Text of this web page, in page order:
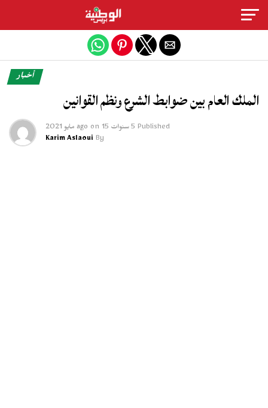
أخبار
الملك العام بين ضوابط الشرع ونظم القوانين
Published 5 سنوات ago on 15 مايو 2021
By
Karim Aslaoui
Exit mobile version